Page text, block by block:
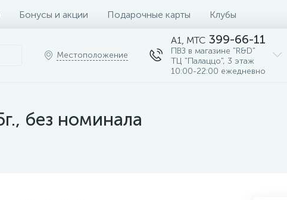
Бонусы и акции Подарочные карты Клубы
Местоположение
A1, MTC 399-66-11
ПВЗ в магазине "R&D"
ТЦ "Палаццо", 3 этаж
10:00-22:00 ежедневно
без номинала